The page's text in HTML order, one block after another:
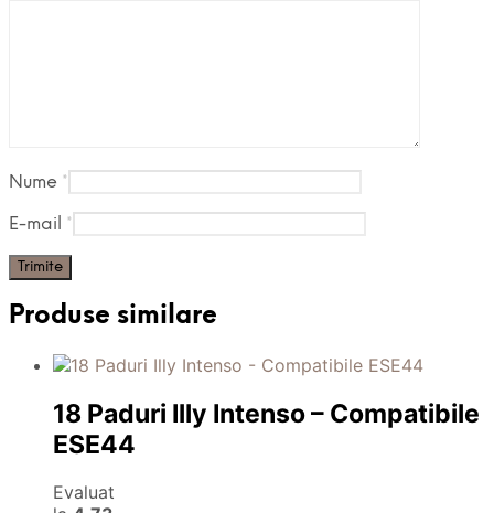
Nume *
E-mail *
Produse similare
18 Paduri Illy Intenso – Compatibile
ESE44
Evaluat